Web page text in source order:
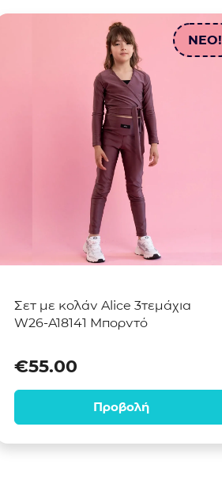
NEO!
Σετ με κολάν Alice 3τεμάχια
W26-A18141 Μπορντό
€55.00
Προβολή